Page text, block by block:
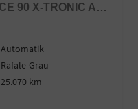
TECHNO GJR+SHZ+RFK TCE 90 X-TRONIC AUTOM.
Automatik
Rafale-Grau
25.070 km